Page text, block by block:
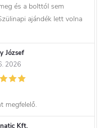
és a bolttól sem
ajándék lett volna
József
2026
megfelelő.